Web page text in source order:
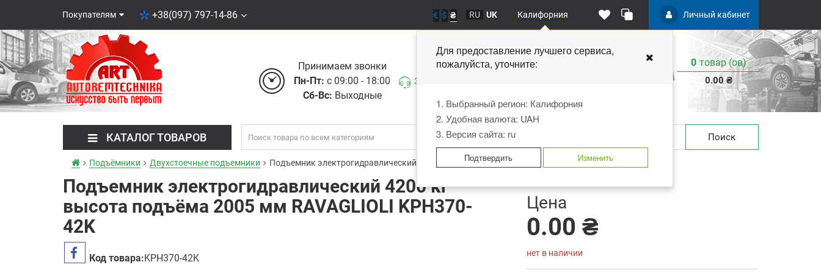
Покупателям +38(097) 797-14-86 € $ ₴ RU UK Калифорния
Для предоставление лучшегосервиса,
пожалуйста, уточните:
1. Выбранный регион: Калифорния
2. Удобная валюта: UAH
3. Версия сайта: ru
Подтвердить Изменить
Личный кабинет
Принимаем звонки
Пн-Пт: с 09:00 - 18:00
Сб-Вс: Выходные
Заказать звонок
0 товар (ов)
0.00 ₴
КАТАЛОГ ТОВАРОВ Поиск
Подъёмники Двухстоечные подъемники Подъемник электрогидравлический 4200 кг высота подъёма 2005 мм RAVAGLIOLI KPH370-42K
Подъемник электрогидравлический 4200 кг
высота подъёма 2005 мм RAVAGLIOLI KPH370-
42K
Код товара:KPH370-42K
Цена
0.00 ₴
нет в наличии